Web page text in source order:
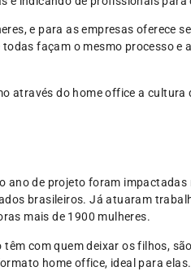
e para as empresas oferece
façam o mesmo processo e
através do home office a
ano de projeto foram
brasileiros. Já atuaram
mais de 1900 mulheres.
com quem deixar os filhos,
home office, ideal para elas.